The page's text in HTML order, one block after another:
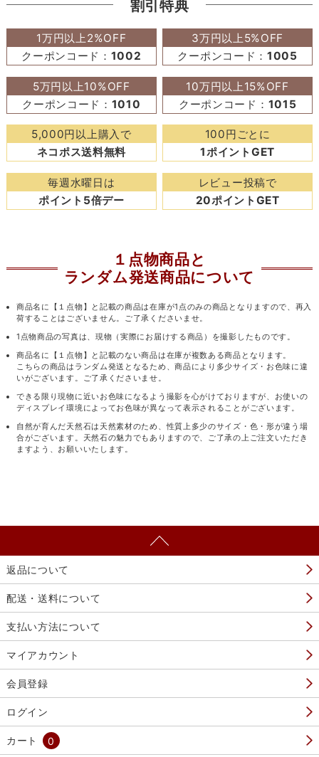
割引特典
1万円以上2%OFF
クーポンコード： 1002
3万円以上5%OFF
クーポンコード：1005
5万円以上10%OFF
クーポンコード： 1010
10万円以上15%OFF
クーポンコード： 1015
5,000円以上購入で
ネコポス送料無料
100円ごとに
1ポイントGET
毎週水曜日は
ポイント5倍デー
レビュー投稿で
20ポイントGET
１点物商品と
ランダム発送商品について
商品名に【１点物】と記載の商品は在庫が1点のみの商品となりますので、再入
荷することはございません。ご了承くださいませ。
1点物商品の写真は、現物（実際にお届けする商品）を撮影したものです。
商品名に【１点物】と記載のない商品は在庫が複数ある商品となります。
こちらの商品はランダム発送となるため、商品により多少サイズ・お色味に違
いがございます。ご了承くださいませ。
できる限り現物に近いお色味になるよう撮影を心がけておりますが、お使いの
ディスプレイ環境によってお色味が異なって表示されることがございます。
自然が育んだ天然石は天然素材のため、性質上多少のサイズ・色・形が違う場
合がございます。天然石の魅力でもありますので、ご了承の上ご注文いただき
ますよう、お願いいたします。
返品について
配送・送料について
支払い方法について
マイアカウント
会員登録
ログイン
カート 0